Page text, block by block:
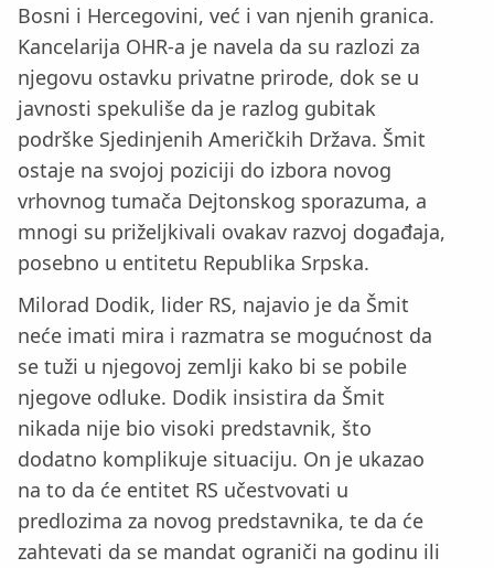
Bosni i Hercegovini, već i van njenih granica.
Kancelarija OHR-a je navela da su razlozi za
njegovu ostavku privatne prirode, dok se u
javnosti spekuliše da je razlog gubitak
podrške Sjedinjenih Američkih Država. Šmit
ostaje na svojoj poziciji do izbora novog
vrhovnog tumača Dejtonskog sporazuma, a
mnogi su priželjkivali ovakav razvoj događaja,
posebno u entitetu Republika Srpska.
Milorad Dodik, lider RS, najavio je da Šmit
neće imati mira i razmatra se mogućnost da
se tuži u njegovoj zemlji kako bi se pobile
njegove odluke. Dodik insistira da Šmit
nikada nije bio visoki predstavnik, što
dodatno komplikuje situaciju. On je ukazao
na to da će entitet RS učestvovati u
predlozima za novog predstavnika, te da će
zahtevati da se mandat ograniči na godinu ili